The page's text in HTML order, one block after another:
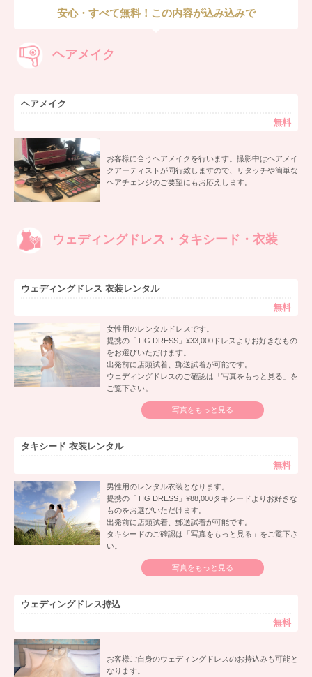
安心・すべて無料！この内容が込み込みで
ヘアメイク
ヘアメイク
無料
お客様に合うヘアメイクを行います。撮影中はヘアメイ
クアーティストが同行致しますので、リタッチや簡単な
ヘアチェンジのご要望にもお応えします。
ウェディングドレス・タキシード・衣装
ウェディングドレス 衣装レンタル
無料
女性用のレンタルドレスです。
提携の「TIG DRESS」¥33,000ドレスよりお好きなもの
をお選びいただけます。
出発前に店頭試着、郵送試着が可能です。
ウェディングドレスのご確認は「写真をもっと見る」を
ご覧下さい。
写真をもっと見る
タキシード 衣装レンタル
無料
男性用のレンタル衣装となります。
提携の「TIG DRESS」¥88,000タキシードよりお好きな
ものをお選びいただけます。
出発前に店頭試着、郵送試着が可能です。
タキシードのご確認は「写真をもっと見る」をご覧下さ
い。
写真をもっと見る
ウェディングドレス持込
無料
お客様ご自身のウェディングドレスのお持込みも可能と
なります。